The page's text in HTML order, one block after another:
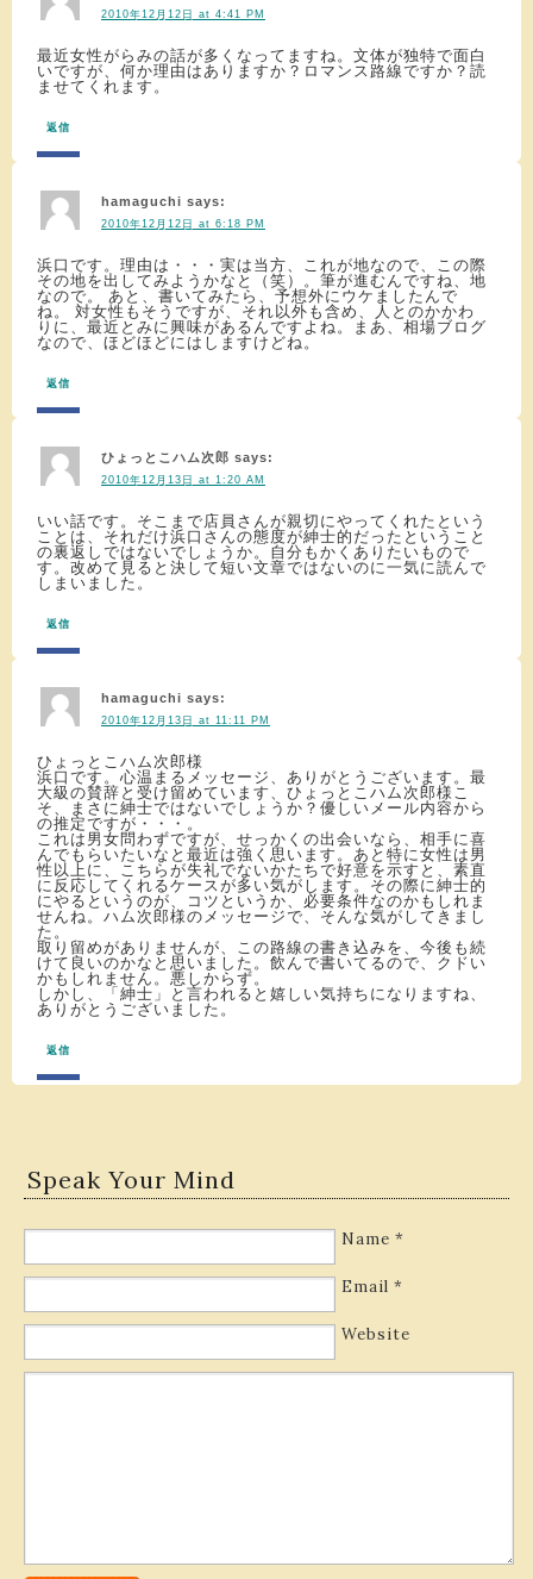
2010年12月12日 at 4:41 PM
最近女性がらみの話が多くなってますね。文体が独特で面白
いですが、何か理由はありますか？ロマンス路線ですか？読
ませてくれます。
返信
hamaguchi says:
2010年12月12日 at 6:18 PM
浜口です。理由は・・・実は当方、これが地なので、この際
その地を出してみようかなと（笑）。筆が進むんですね、地
なので。 あと、書いてみたら、予想外にウケましたんで
ね。 対女性もそうですが、それ以外も含め、人とのかかわ
りに、最近とみに興味があるんですよね。まあ、相場ブログ
なので、ほどほどにはしますけどね。
返信
ひょっとこハム次郎 says:
2010年12月13日 at 1:20 AM
いい話です。そこまで店員さんが親切にやってくれたという
ことは、それだけ浜口さんの態度が紳士的だったということ
の裏返しではないでしょうか。自分もかくありたいもので
す。改めて見ると決して短い文章ではないのに一気に読んで
しまいました。
返信
hamaguchi says:
2010年12月13日 at 11:11 PM
ひょっとこハム次郎様
浜口です。心温まるメッセージ、ありがとうございます。最
大級の賛辞と受け留めています、ひょっとこハム次郎様こ
そ、まさに紳士ではないでしょうか？優しいメール内容から
の推定ですが・・・。
これは男女問わずですが、せっかくの出会いなら、相手に喜
んでもらいたいなと最近は強く思います。あと特に女性は男
性以上に、こちらが失礼でないかたちで好意を示すと、素直
に反応してくれるケースが多い気がします。その際に紳士的
にやるというのが、コツというか、必要条件なのかもしれま
せんね。ハム次郎様のメッセージで、そんな気がしてきまし
た。
取り留めがありませんが、この路線の書き込みを、今後も続
けて良いのかなと思いました。飲んで書いてるので、クドい
かもしれません。悪しからず。
しかし、「紳士」と言われると嬉しい気持ちになりますね、
ありがとうございました。
返信
Speak Your Mind
Name *
Email *
Website